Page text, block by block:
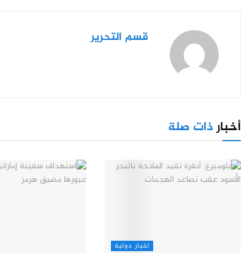
قسم التحرير
أخبارذات صلة
اخبار دولية